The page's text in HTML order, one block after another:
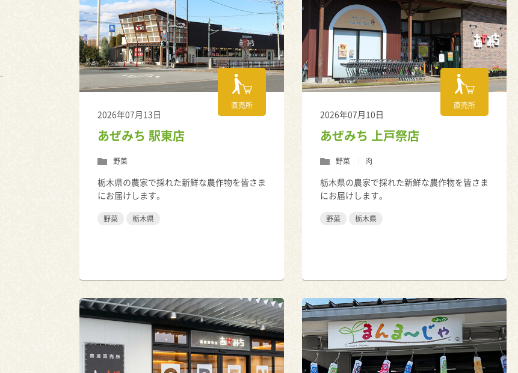
直売所
2026年07月13日
あぜみち 駅東店
野菜
栃木県の農家で採れた新鮮な農作物を皆さま
にお届けします。
野菜 栃木県
直売所
2026年07月10日
あぜみち 上戸祭店
野菜 肉
栃木県の農家で採れた新鮮な農作物を皆さま
にお届けします。
野菜 栃木県